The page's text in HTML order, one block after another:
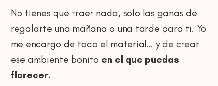
No tienes que traer nada, solo las ganas de
regalarte una mañana o una tarde para ti. Yo
me encargo de todo el material… y de crear
ese ambiente bonito en el que puedas
florecer.